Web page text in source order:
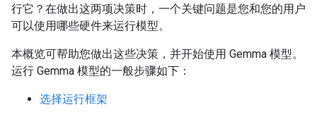
行它？在做出这两项决策时，一个关键问题是您和您的用户
可以使用哪些硬件来运行模型。
本概览可帮助您做出这些决策，并开始使用 Gemma 模型。
运行 Gemma 模型的一般步骤如下：
选择运行框架